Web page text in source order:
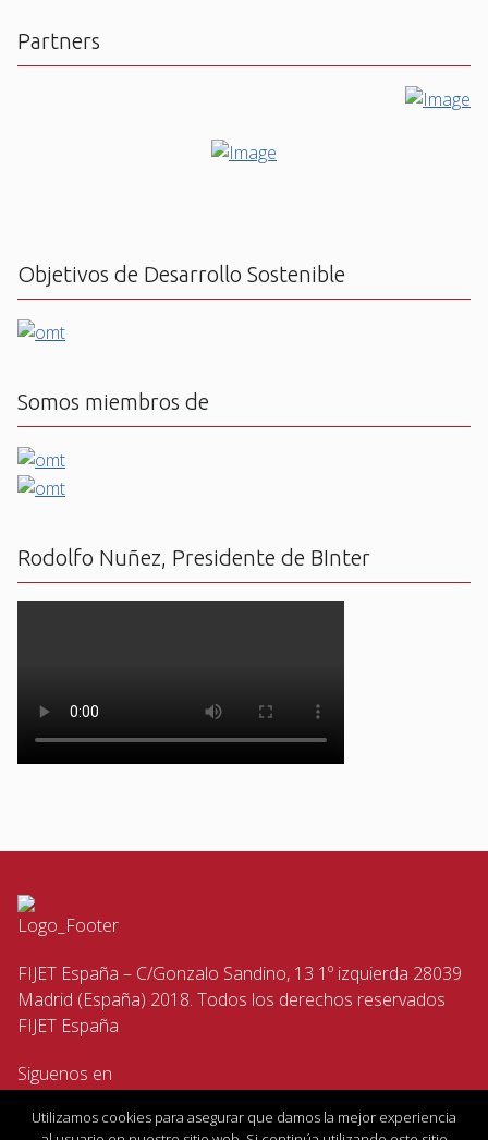
Partners
Objetivos de Desarrollo Sostenible
Somos miembros de
Rodolfo Nuñez, Presidente de BInter
FIJET España – C/Gonzalo Sandino, 13 1º izquierda 28039
Madrid (España) 2018. Todos los derechos reservados
FIJET España
Siguenos en
Utilizamos cookies para asegurar que damos la mejor experiencia